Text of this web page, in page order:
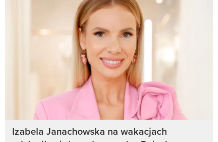
Izabela Janachowska na wakacjach